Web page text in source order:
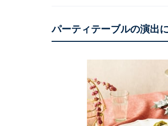
パーティテーブルの演出